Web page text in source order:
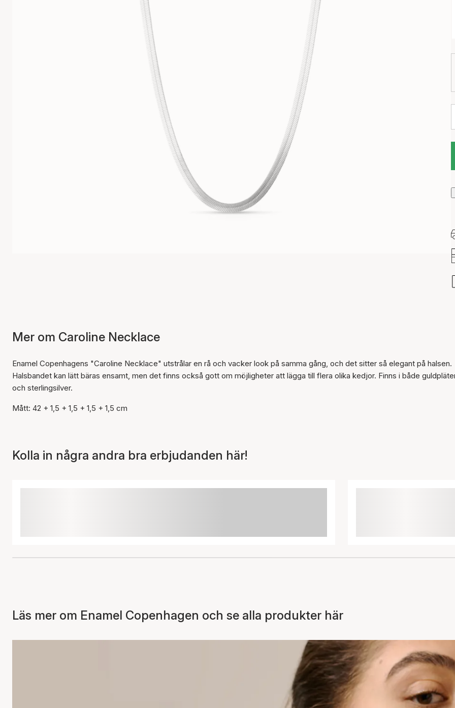
Mer om Caroline Necklace
Enamel Copenhagens "Caroline Necklace" utstrålar en rå och vacker look på samma gång, och det sitter så elegant på halsen.
Halsbandet kan lätt bäras ensamt, men det finns också gott om möjligheter att lägga till flera olika kedjor. Finns i både
och sterlingsilver.
Mått: 42 + 1,5 + 1,5 + 1,5 + 1,5 cm
Kolla in några andra bra erbjudanden här!
Läs mer om Enamel Copenhagen och se alla produkter här